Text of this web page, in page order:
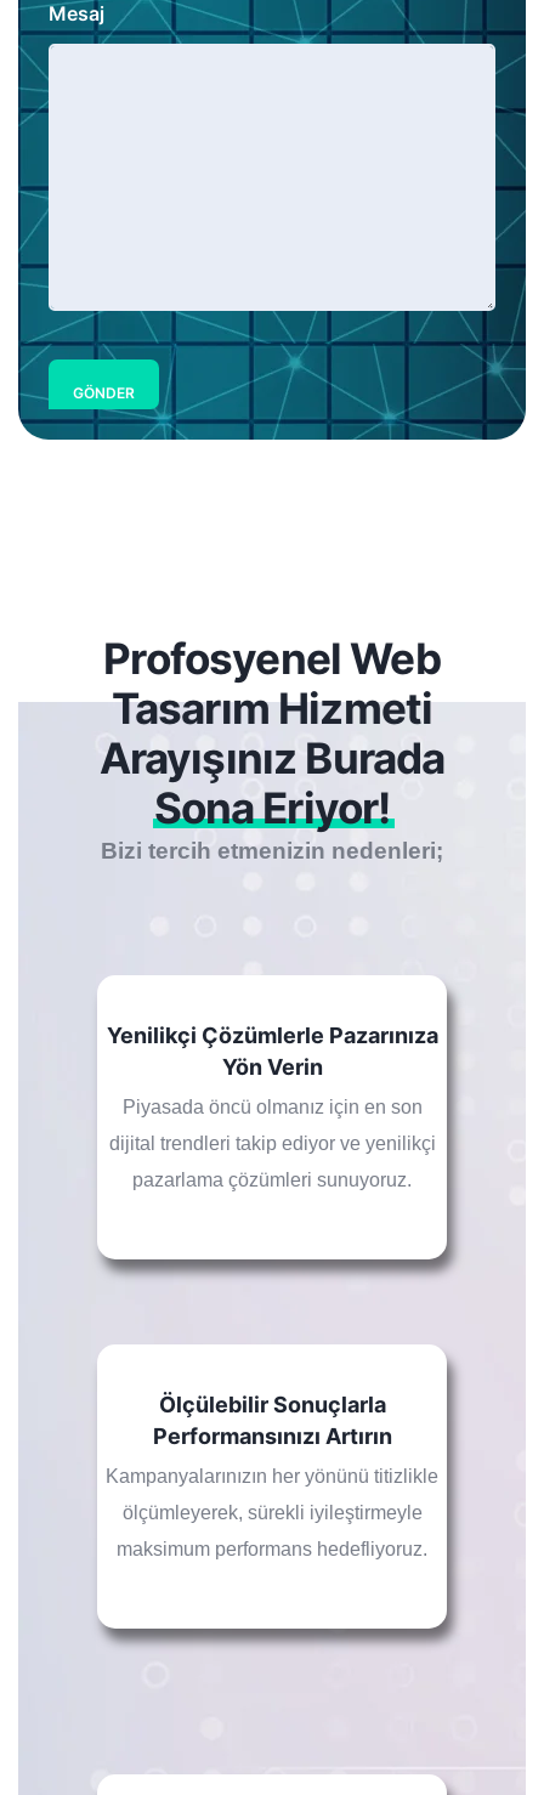
Mesaj
GÖNDER
Profosyenel Web
Tasarım Hizmeti
Arayışınız Burada
Sona Eriyor!
Bizi tercih etmenizin nedenleri;
Yenilikçi Çözümlerle Pazarınıza
Yön Verin
Piyasada öncü olmanız için en son
dijital trendleri takip ediyor ve yenilikçi
pazarlama çözümleri sunuyoruz.
Ölçülebilir Sonuçlarla
Performansınızı Artırın
Kampanyalarınızın her yönünü titizlikle
ölçümleyerek, sürekli iyileştirmeyle
maksimum performans hedefliyoruz.